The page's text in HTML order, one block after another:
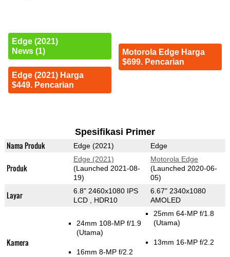
Edge (2021)
News (1)
Edge (2021) Harga
$449. Pencarian
Motorola Edge Harga
$699. Pencarian
Spesifikasi Primer
Nama Produk Edge (2021) Edge
Produk
Edge (2021)
(Launched 2021-08-
19)
Motorola Edge
(Launched 2020-06-
05)
Layar
6.8" 2460x1080 IPS
LCD , HDR10
6.67" 2340x1080
AMOLED
Kamera
24mm 108-MP f/1.9
(Utama)
16mm 8-MP f/2.2
25mm 64-MP f/1.8
(Utama)
13mm 16-MP f/2.2